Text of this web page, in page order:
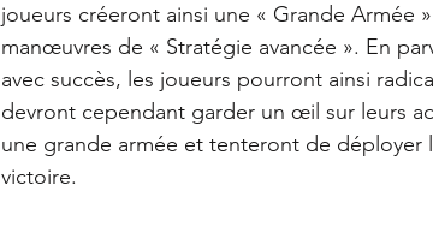
joueurs créeront ainsi une « Grande Armée
manœuvres de « Stratégie avancée ». En
avec succès, les joueurs pourront ainsi
devront cependant garder un œil sur leurs
une grande armée et tenteront de déployer
victoire.